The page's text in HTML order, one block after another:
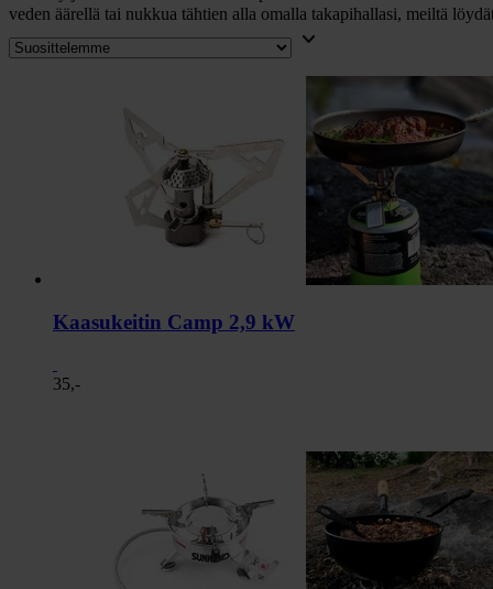
veden äärellä tai nukkua tähtien alla omalla takapihallasi, meiltä
keyboard_arrow_down
Kaasukeitin Camp 2,9 kW
35,-